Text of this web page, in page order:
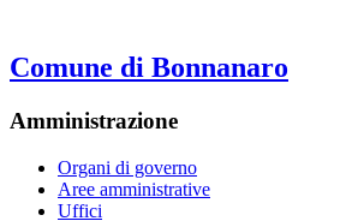
Comune di Bonnanaro
Amministrazione
Organi di governo
Aree amministrative
Uffici